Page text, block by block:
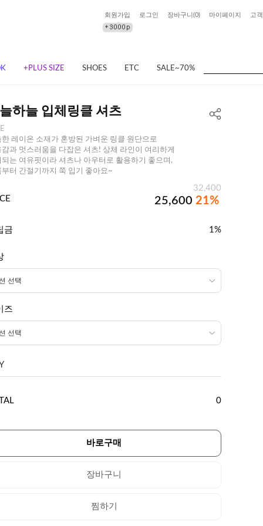
회원가입 로그인 장바구니(0) 마이페이지 고
+PLUS SIZE SHOES ETC SALE~70%
하늘 입체링클 셔츠
한 레이온 소재가 혼방된 가벼운 링클 원단으로
감과 멋스러움을 다잡은 셔츠! 상체 라인이 여리하게
되는 여유핏이라 셔츠나 아우터로 활용하기 좋으며,
부터 간절기까지 쭉 입기 좋아요~
32,400
25,600 21%
금 1%
즈
0
바로구매
장바구니
찜하기